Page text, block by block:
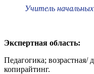
Учитель начальных
Экспертная область:
Педагогика; возрастная/
копирайтинг.